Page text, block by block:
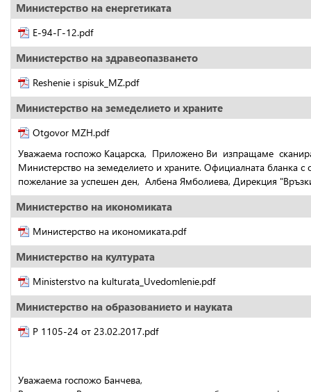
Министерство на енергетиката
E-94-Г-12.pdf
Министерство на здравеопазването
Reshenie i spisuk_MZ.pdf
Министерство на земеделието и храните
Otgovor MZH.pdf
Уважаема госпожо Кацарска,  Приложено Ви  изпращаме
Министерство на земеделието и храните. Официалната бланка
пожелание за успешен ден,  Албена Ямболиева, Дирекция
Министерство на икономиката
Министерство на икономиката.pdf
Министерство на културата
Ministerstvo na kulturata_Uvedomlenie.pdf
Министерство на образованието и науката
Р 1105-24 от 23.02.2017.pdf
Уважаема госпожо Банчева,